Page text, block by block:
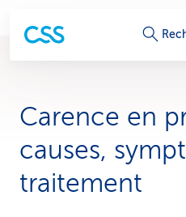
L
s
Carence en
causes,
traitement